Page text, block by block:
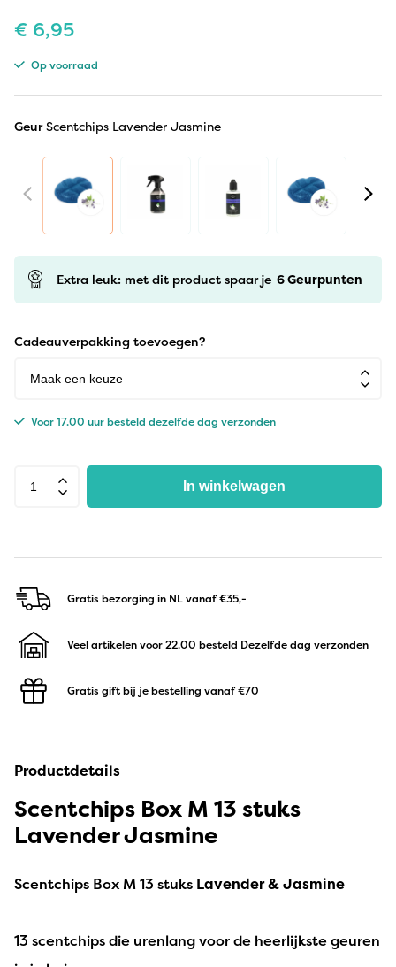
€ 6,95
Op voorraad
GeurScentchips Lavender Jasmine
Extra leuk: met dit product spaar je 6Geurpunten
Cadeauverpakking toevoegen?
Voor 17.00 uur besteld dezelfde dag verzonden
In winkelwagen
Gratis bezorging in NLvanaf €35,-
Veel artikelen voor 22.00 besteld Dezelfde dag verzonden
Gratis gift bij je bestelling vanaf €70
Productdetails
Scentchips Box M 13 stuks
Lavender Jasmine
Scentchips Box M 13 stuks Lavender & Jasmine
13 scentchips die urenlang voor de heerlijkste geuren